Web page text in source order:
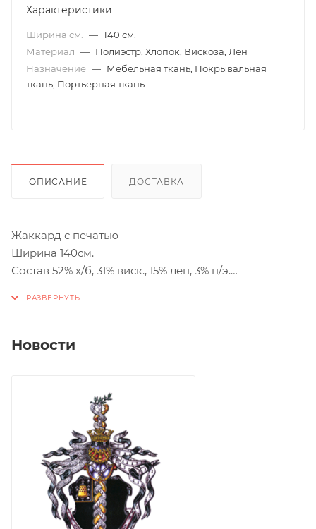
Характеристики
Ширина см. — 140 см.
Материал — Полиэстр, Хлопок, Вискоза, Лен
Назначение — Мебельная ткань, Покрывальная
ткань, Портьерная ткань
ОПИСАНИЕ ДОСТАВКА
Жаккард с печатью
Ширина 140см.
Состав 52% х/б, 31% виск., 15% лён, 3% п/э.
Богатый натуральный состав со льном, хлопком и
хорошей финишной обработке. Рисунок нанесен
технологией цифровой печати. Благодаря
новейшим технологиям достигается возможность
печати на сложной по составу и фактуре основе.
Можно использовать на обивку.
Новости